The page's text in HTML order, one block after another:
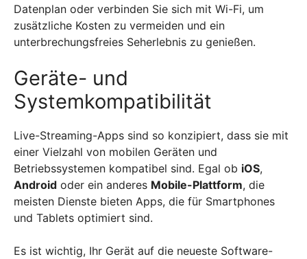
Datenplan oder verbinden Sie sich mit Wi-Fi, um
zusätzliche Kosten zu vermeiden und ein
unterbrechungsfreies Seherlebnis zu genießen.
Geräte- und
Systemkompatibilität
Live-Streaming-Apps sind so konzipiert, dass sie mit
einer Vielzahl von mobilen Geräten und
Betriebssystemen kompatibel sind. Egal ob iOS,
Android oder ein anderes Mobile-Plattform, die
meisten Dienste bieten Apps, die für Smartphones
und Tablets optimiert sind.
Es ist wichtig, Ihr Gerät auf die neueste Software-